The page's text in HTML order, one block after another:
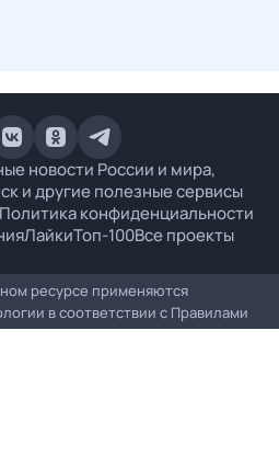
новости России и мира,
и другие полезные сервисы
конфиденциальности
ЛайкиТоп-100Все проекты
ресурсе применяются
в соответствии с Правилами